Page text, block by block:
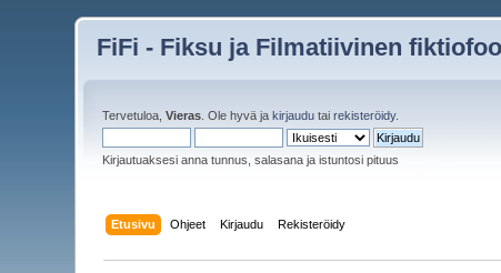
FiFi - Fiksu ja Filmatiivinen
Tervetuloa,Vieras . Ole hyvä jakirjaudu tairekisteröidy.
Kirjautuaksesi anna tunnus, salasana ja istuntosi pituus
Etusivu Ohjeet Kirjaudu Rekisteröidy